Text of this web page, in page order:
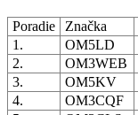
Poradie Značka
1.
OM5LD
2.
OM3WEB
3.
OM5KV
4.
OM3CQF